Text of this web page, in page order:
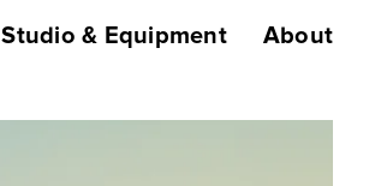
Studio & Equipment About